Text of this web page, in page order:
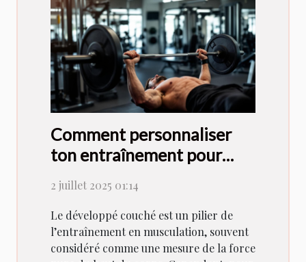
Comment personnaliser
ton entraînement pour
développé couché?
2 juillet 2025 01:14
Le développé couché est un pilier de
l’entraînement en musculation, souvent
considéré comme une mesure de la force